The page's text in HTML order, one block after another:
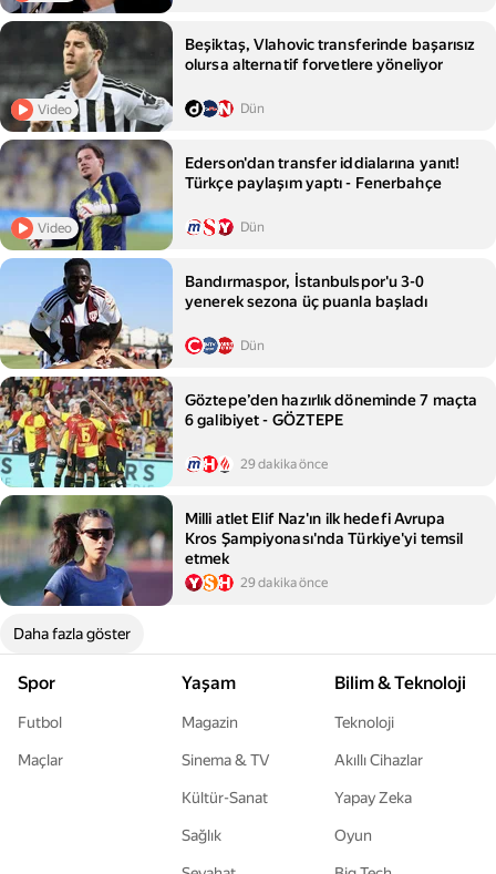
Video
Beşiktaş, Vlahovic transferinde başarısız
olursa alternatif forvetlere yöneliyor
Dün
Video
Ederson'dan transfer iddialarına yanıt!
Türkçe paylaşım yaptı - Fenerbahçe
Dün
Bandırmaspor, İstanbulspor'u 3-0
yenerek sezona üç puanla başladı
Dün
Göztepe’den hazırlık döneminde 7 maçta
6 galibiyet - GÖZTEPE
29 dakika önce
Milli atlet Elif Naz'ın ilk hedefi Avrupa
Kros Şampiyonası'nda Türkiye'yi temsil
etmek
29 dakika önce
Daha fazla göster
Spor
Futbol
Maçlar
Yaşam
Magazin
Sinema & TV
Kültür-Sanat
Sağlık
Bilim & Teknoloji
Teknoloji
Akıllı Cihazlar
Yapay Zeka
Oyun